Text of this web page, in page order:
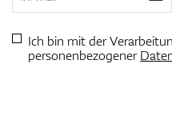
Ich bin mit der
personenbezogener